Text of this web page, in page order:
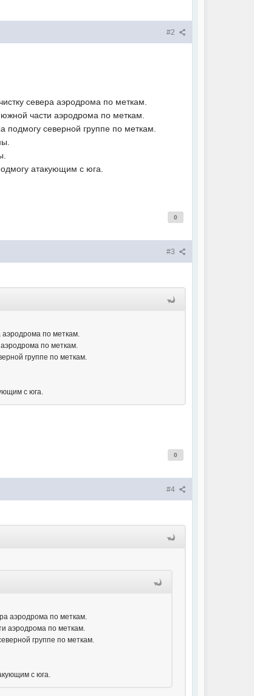
#2
севера аэродрома по меткам.
части аэродрома по меткам.
подмогу северной группе по меткам.
атакующим с юга.
0
#3
аэродрома по меткам.
по меткам.
группе по меткам.
с юга.
0
#4
аэродрома по меткам.
аэродрома по меткам.
группе по меткам.
с юга.